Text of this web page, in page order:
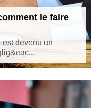
le faire
est devenu un